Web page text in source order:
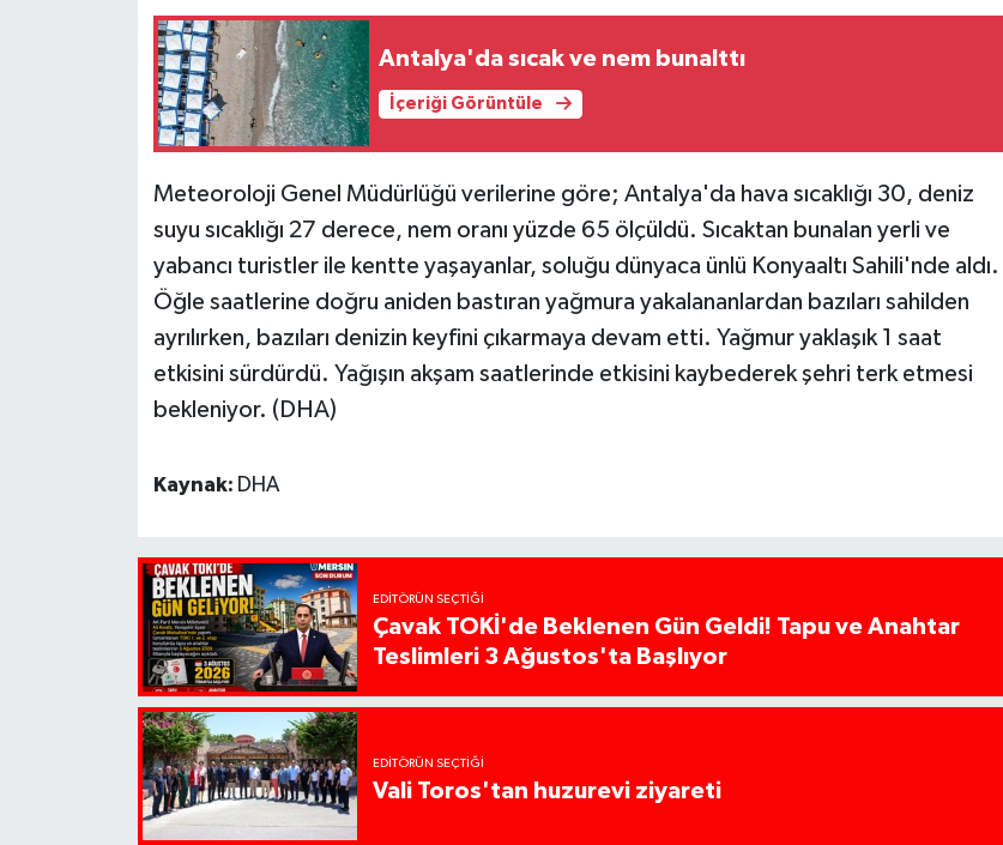
Antalya'da sıcak ve nem bunalttı
İçeriği Görüntüle
Meteoroloji Genel Müdürlüğü verilerine göre; Antalya'da hava sıcaklığı 30, deniz
suyu sıcaklığı 27 derece, nem oranı yüzde 65 ölçüldü. Sıcaktan bunalan yerli ve
yabancı turistler ile kentte yaşayanlar, soluğu dünyaca ünlü Konyaaltı Sahili'nde aldı.
Öğle saatlerine doğru aniden bastıran yağmura yakalananlardan bazıları sahilden
ayrılırken, bazıları denizin keyfini çıkarmaya devam etti. Yağmur yaklaşık 1 saat
etkisini sürdürdü. Yağışın akşam saatlerinde etkisini kaybederek şehri terk etmesi
bekleniyor. (DHA)
Kaynak: DHA
EDITÖRÜN SEÇTIĞI
Çavak TOKİ'de Beklenen Gün Geldi! Tapu ve Anahtar
Teslimleri 3 Ağustos'ta Başlıyor
EDITÖRÜN SEÇTIĞI
Vali Toros'tan huzurevi ziyareti